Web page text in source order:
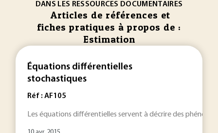
DANS LES RESSOURCES DOCUMENTAIRES
Articles de références et
fiches pratiques à propos de :
Estimation
Équations différentielles
stochastiques
Réf : AF105
Les équations différentielles servent à décrire des